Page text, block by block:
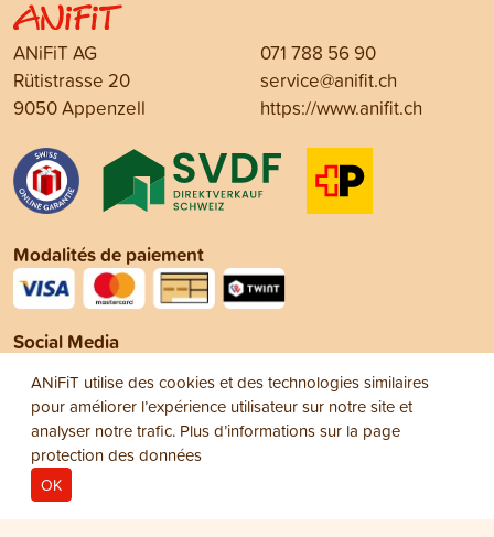
ANiFiT AG
Rütistrasse 20
9050 Appenzell
071 788 56 90
service@anifit.ch
https://www.anifit.ch
Modalités de paiement
Social Media
Mentions légales
Conditions générales de vente (CGV)
ANiFiT AG
ANiFiT utilise des cookies et des technologies similaires
pour améliorer l’expérience utilisateur sur notre site et
analyser notre trafic. Plus d’informations sur la page
protection des données
OK